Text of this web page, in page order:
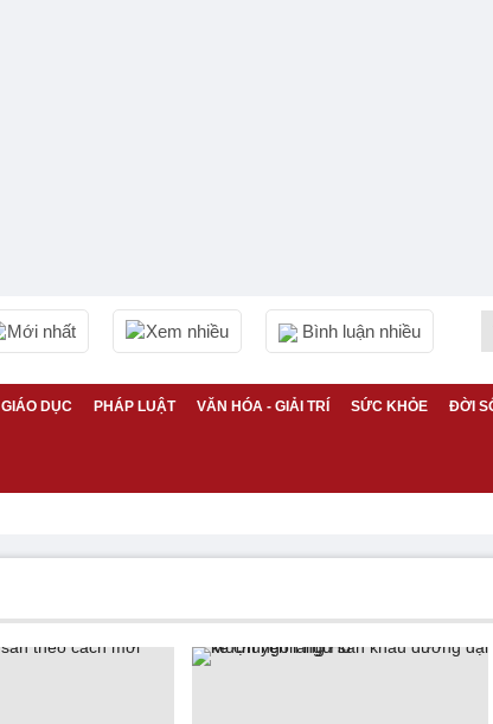
Mới nhất Xem nhiều Bình luận nhiều
GIÁO DỤC PHÁP LUẬT VĂN HÓA - GIẢI TRÍ SỨC KHỎE ĐỜI